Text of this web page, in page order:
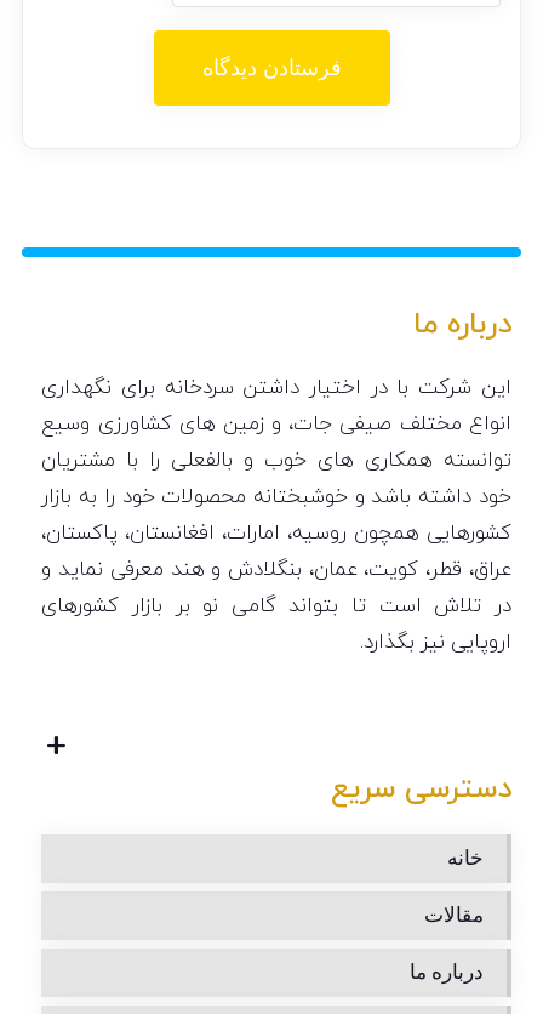
درباره ما
این شرکت با در اختیار داشتن سردخانه برای نگهداری
انواع مختلف صیفی جات، و زمین های کشاورزی وسیع
توانسته همکاری های خوب و بالفعلی را با مشتریان
خود داشته باشد و خوشبختانه محصولات خود را به بازار
کشورهایی همچون روسیه، امارات، افغانستان، پاکستان،
عراق، قطر، کویت، عمان، بنگلادش و هند معرفی نماید و
در تلاش است تا بتواند گامی نو بر بازار کشورهای
اروپایی نیز بگذارد.
دسترسی سریع
خانه
مقالات
درباره ما